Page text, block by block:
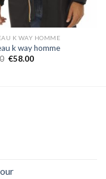
K WAY HOMME
k way homme
€58.00